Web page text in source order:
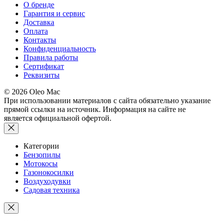
О бренде
Гарантия и сервис
Доставка
Оплата
Контакты
Конфиденциальность
Правила работы
Сертификат
Реквизиты
© 2026 Oleo Mac
При использовании материалов с сайта обязательно указание
прямой ссылки на источник. Информация на сайте не
является официальной офертой.
Категории
Бензопилы
Мотокосы
Газонокосилки
Воздуходувки
Садовая техника